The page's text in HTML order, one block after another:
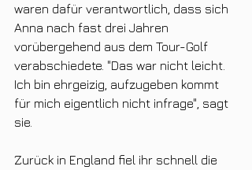
waren dafür verantwortlich, dass sich
Anna nach fast drei Jahren
vorübergehend aus dem Tour-Golf
verabschiedete. "Das war nicht leicht.
Ich bin ehrgeizig, aufzugeben kommt
für mich eigentlich nicht infrage", sagt
sie.
Zurück in England fiel ihr schnell die